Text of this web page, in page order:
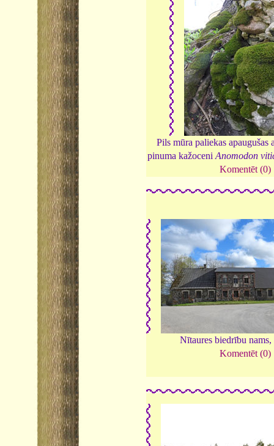
Pils mūra paliekas apaugušas
pinuma kažoceniAnomodon
Komentēt (0)
Nītaures biedrību nams,
Komentēt (0)